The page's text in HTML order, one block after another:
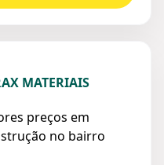
MATERIAIS
preços em
no bairro